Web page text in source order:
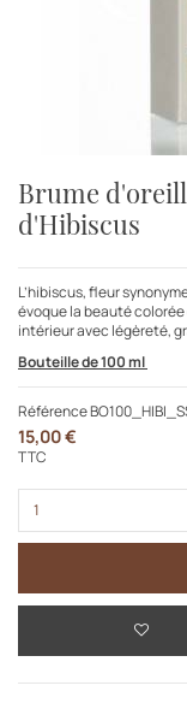
Brume
d'Hibiscus
L’hibiscus, fleur
évoque la beauté
intérieur avec légèreté,
Bouteille de 100 ml
Référence
15,00 €
TTC